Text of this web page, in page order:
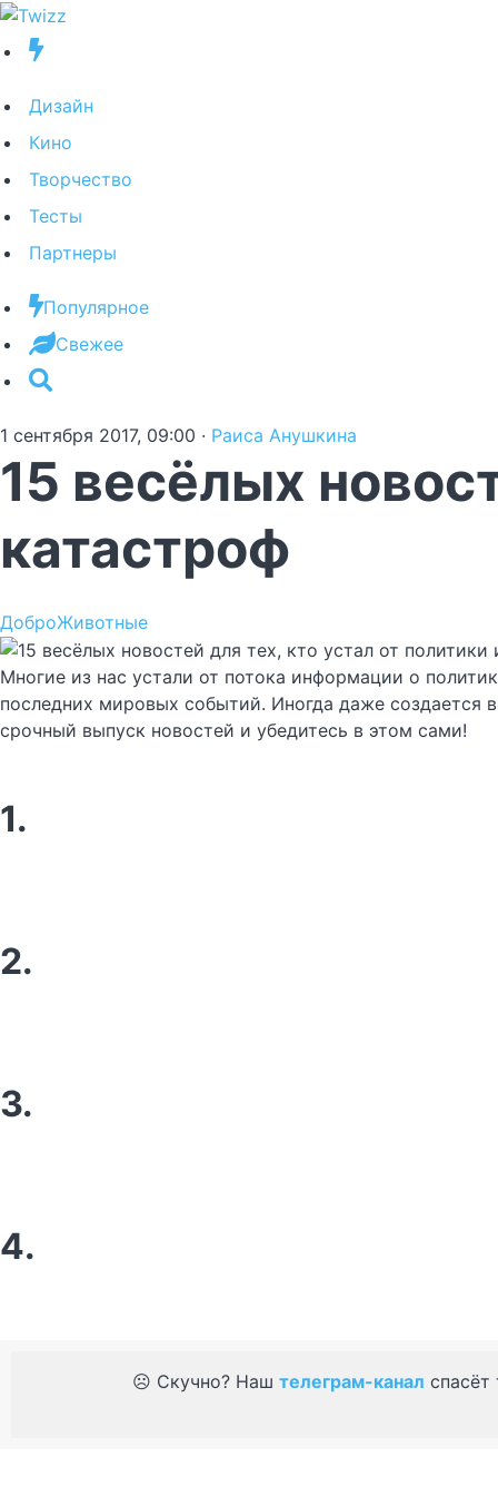
Дизайн
Кино
Творчество
Тесты
Партнеры
Популярное
Свежее
1 сентября 2017, 09:00 · Раиса Анушкина
15 весёлых
катастроф
ДоброЖивотные
Многие из нас устали от потока информации о
последних мировых событий. Иногда даже создается
срочный выпуск новостей и убедитесь в этом сами!
1.
2.
3.
4.
☹️ Скучно? Наш телеграм-канал